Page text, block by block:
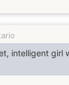
intelligent girl